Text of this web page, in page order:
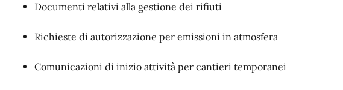
Documenti relativi alla gestione dei rifiuti
Richieste di autorizzazione per emissioni in atmosfera
Comunicazioni di inizio attività per cantieri temporanei